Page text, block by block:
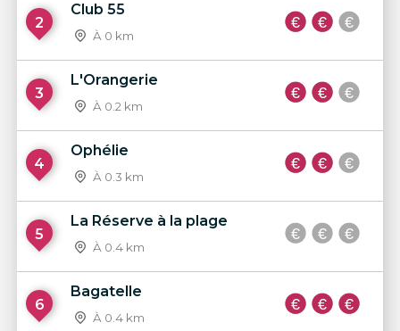
2
Club 55
À 0 km
3
L'Orangerie
À 0.2 km
4
Ophélie
À 0.3 km
5
La Réserve à la plage
À 0.4 km
6
Bagatelle
À 0.4 km